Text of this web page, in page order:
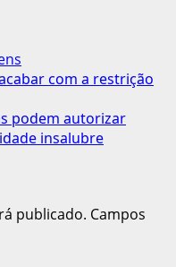
com a restrição
podem autorizar
insalubre
publicado. Campos